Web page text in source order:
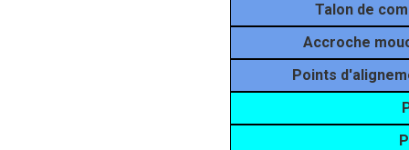
Talon de
Accroche
Points